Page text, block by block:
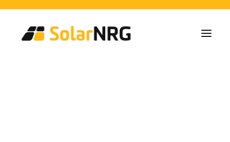
Colectivos
Empresas